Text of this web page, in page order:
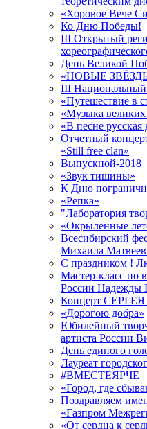
«Хоровое Вече
Ко Дню Победы!
III Открытый
День Великой
«НОВЫЕ
III
«Путешествие в
«Музыка великих
«В песне
Отчетный
«Still free clan»
Выпускной-2018
«Звук тишины»
К Дню
«Репка»
"Лаборатория
«Окрыленные
Всесибирский
Михаила
С праздником !
Мастер-класс по
России Надежды
Концерт
«Дорогою добра»
Юбилейный
артиста России
День единого
Лауреат
#ВМЕСТЕЯРЧЕ
«Город, где
Поздравляем
«Газпром
«От сердца к